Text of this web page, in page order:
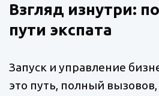
Взгляд изнутри:
пути экспата
Запуск и управление
это путь, полный вызовов,